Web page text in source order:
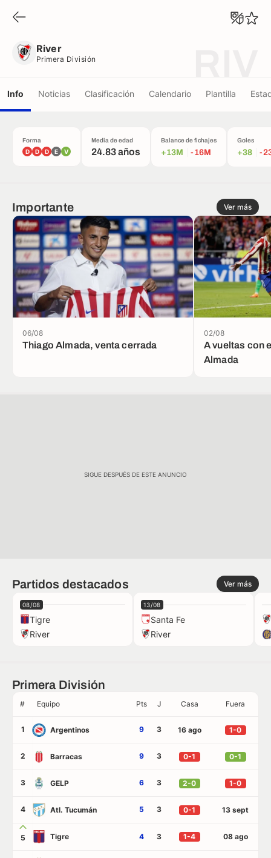
River
Primera División
Info Noticias Clasificación Calendario Plantilla
Forma
D D D E V
Media de edad
24.83 años
Balance de fichajes
+13M -16M
Goles
+38 -
Importante Ver más
Thiago Almada, venta cerrada
06/08
A vueltas con
Almada
02/08
SIGUE DESPUÉS DE ESTE ANUNCIO
Partidos destacados Ver más
08/08
Tigre
River
13/08
Santa Fe
River
Primera División
# Equipo Pts J Casa Fuera
1 Argentinos 9 3 16 ago 1-0
2 Barracas 9 3 0-1 0-1
3 GELP 6 3 2-0 1-0
4 Atl. Tucumán 5 3 0-1 13 sept
5 Tigre 4 3 1-4 08 ago